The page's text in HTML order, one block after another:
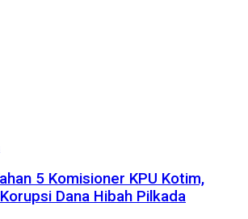
5 Komisioner KPU Kotim,
Dana Hibah Pilkada